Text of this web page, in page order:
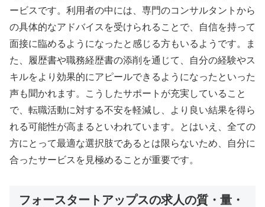
ービスです。利用者の中には、専門のコンサルタントから
の具体的なアドバイスを受けられることで、自信を持って
面接に臨めるようになったと感じる方もいるようです。ま
た、履歴書や職務経歴書の添削を通じて、自分の経験やス
キルをより効果的にアピールできるようになったといった
声も聞かれます。こうしたサポートが充実していること
で、転職活動に対する不安を軽減し、より良い結果を得ら
れる可能性が高まるといわれています。とはいえ、全ての
方にとって最適な選択肢であるとは限らないため、自分に
合ったサービスを見極めることが重要です。
フォースタートアップスの求人の質・量・